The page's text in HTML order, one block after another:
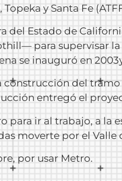
y Santa Fe
del Estado de
para supervisar
se inauguró en
construcción del
entregó el
para ir al trabajo, a
moverte por el Valle
por usar Metro.